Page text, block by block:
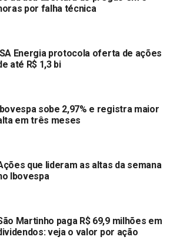
prevê que seu braço de logística,
adicional de 100 milhões de reais em
ao longo de cinco anos.
prevê elevar seu volume de
por via aérea de 10 milhões
ano no Brasil.
TwitterFacebook
GOLL4 IBOV
por falha técnica
Energia protocola oferta de ações
até R$ 1,3 bi
sobe 2,97% e registra maior
em três meses
que lideram as altas da semana
Ibovespa
Martinho paga R$ 69,9 milhões em
veja o valor por ação